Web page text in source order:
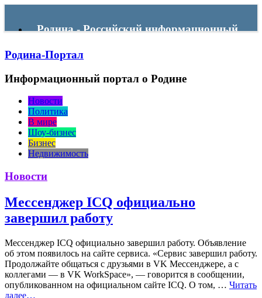
Родина - Российский информационный
портал
Родина-Портал
Информационный портал о Родине
Новости
Политика
В мире
Шоу-бизнес
Бизнес
Недвижимость
Новости
Мессенджер ICQ официально
завершил работу
Мессенджер ICQ официально завершил работу. Объявление
об этом появилось на сайте сервиса. «Сервис завершил работу.
Продолжайте общаться с друзьями в VK Мессенджере, а с
коллегами — в VK WorkSpace», — говорится в сообщении,
опубликованном на официальном сайте ICQ. О том, … Читать
далее…